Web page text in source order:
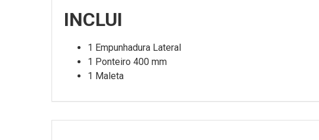
INCLUI
1 Empunhadura Lateral
1 Ponteiro 400 mm
1 Maleta